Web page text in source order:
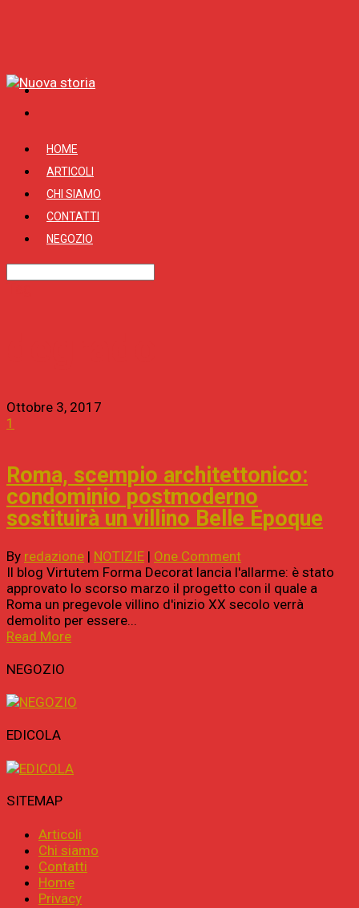
HOME
ARTICOLI
CHI SIAMO
CONTATTI
NEGOZIO
Ottobre 3, 2017
1
Roma, scempio architettonico:
condominio postmoderno
sostituirà un villino Belle Epoque
By redazione | NOTIZIE | One Comment
Il blog Virtutem Forma Decorat lancia l'allarme: è stato
approvato lo scorso marzo il progetto con il quale a
Roma un pregevole villino d'inizio XX secolo verrà
demolito per essere...
Read More
NEGOZIO
EDICOLA
SITEMAP
Articoli
Chi siamo
Contatti
Home
Privacy